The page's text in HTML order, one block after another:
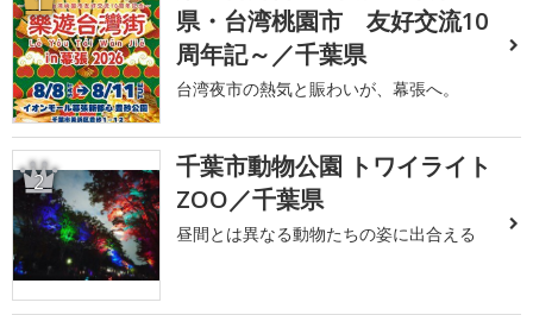
県・台湾桃園市 友好交流10
周年記～／千葉県
台湾夜市の熱気と賑わいが、幕張へ。
2
千葉市動物公園 トワイライト
ZOO／千葉県
昼間とは異なる動物たちの姿に出合える